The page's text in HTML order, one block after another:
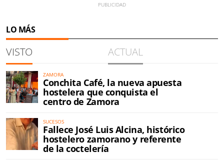
LO MÁS
VISTO ACTUAL
ZAMORA
Conchita Café, la nueva apuesta
hostelera que conquista el
centro de Zamora
SUCESOS
Fallece José Luis Alcina, histórico
hostelero zamorano y referente
de la coctelería